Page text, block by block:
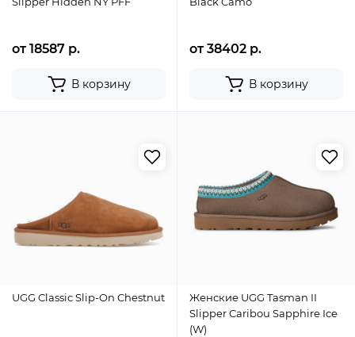
от 18587 р.
В корзину
от 38402 р.
В корзину
UGG Classic Slip-On Chestnut
Женские UGG Tasman II
Slipper Caribou Sapphire Ice
(W)